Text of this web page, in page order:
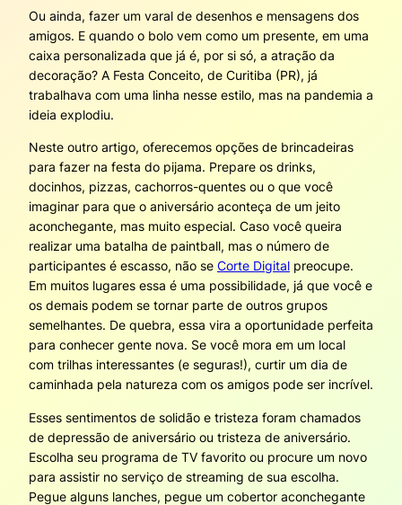
Ou ainda, fazer um varal de desenhos e mensagens dos
amigos. E quando o bolo vem como um presente, em uma
caixa personalizada que já é, por si só, a atração da
decoração? A Festa Conceito, de Curitiba (PR), já
trabalhava com uma linha nesse estilo, mas na pandemia a
ideia explodiu.
Neste outro artigo, oferecemos opções de brincadeiras
para fazer na festa do pijama. Prepare os drinks,
docinhos, pizzas, cachorros-quentes ou o que você
imaginar para que o aniversário aconteça de um jeito
aconchegante, mas muito especial. Caso você queira
realizar uma batalha de paintball, mas o número de
participantes é escasso, não se Corte Digital preocupe.
Em muitos lugares essa é uma possibilidade, já que você e
os demais podem se tornar parte de outros grupos
semelhantes. De quebra, essa vira a oportunidade perfeita
para conhecer gente nova. Se você mora em um local
com trilhas interessantes (e seguras!), curtir um dia de
caminhada pela natureza com os amigos pode ser incrível.
Esses sentimentos de solidão e tristeza foram chamados
de depressão de aniversário ou tristeza de aniversário.
Escolha seu programa de TV favorito ou procure um novo
para assistir no serviço de streaming de sua escolha.
Pegue alguns lanches, pegue um cobertor aconchegante